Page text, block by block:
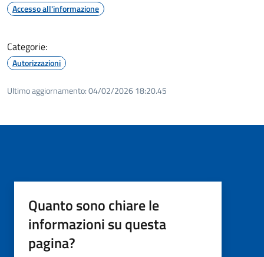
Accesso all'informazione
Categorie:
Autorizzazioni
Ultimo aggiornamento:04/02/2026 18:20.45
Quanto sono chiare le
informazioni su questa
pagina?